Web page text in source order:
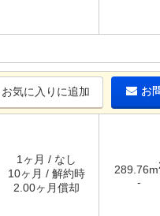
お気に入りに追加 お
1ヶ月 / なし
10ヶ月 / 解約時
2.00ヶ月償却
289.76m
-